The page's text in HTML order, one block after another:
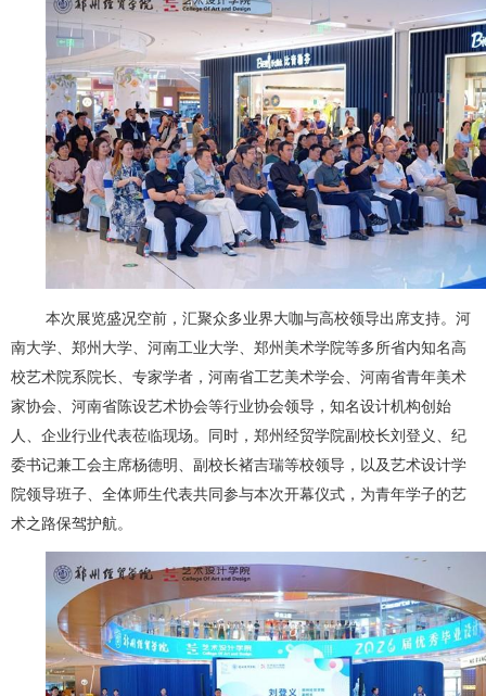
本次展览盛况空前，汇聚众多业界大咖与高校领导出席支持。河
南大学、郑州大学、河南工业大学、郑州美术学院等多所省内知名高
校艺术院系院长、专家学者，河南省工艺美术学会、河南省青年美术
家协会、河南省陈设艺术协会等行业协会领导，知名设计机构创始
人、企业行业代表莅临现场。同时，郑州经贸学院副校长刘登义、纪
委书记兼工会主席杨德明、副校长褚吉瑞等校领导，以及艺术设计学
院领导班子、全体师生代表共同参与本次开幕仪式，为青年学子的艺
术之路保驾护航。